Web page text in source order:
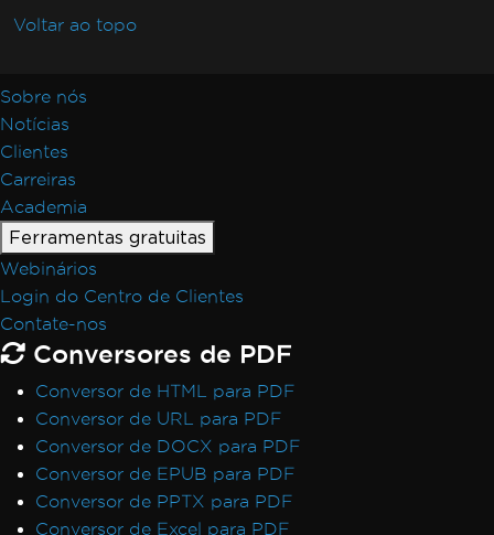
Voltar ao topo
Sobre nós
Notícias
Clientes
Carreiras
Academia
Ferramentas gratuitas
Webinários
Login do Centro de Clientes
Contate-nos
Conversores de PDF
Conversor de HTML para PDF
Conversor de URL para PDF
Conversor de DOCX para PDF
Conversor de EPUB para PDF
Conversor de PPTX para PDF
Conversor de Excel para PDF